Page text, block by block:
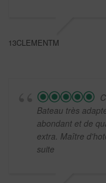
13CLEMENTM
Bateau très
abondant et de
extra. Maître
suite